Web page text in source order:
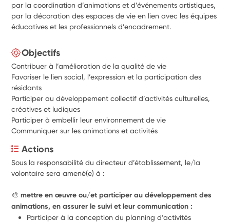
par la coordination d’animations et d’événements artistiques,
par la décoration des espaces de vie en lien avec les équipes
éducatives et les professionnels d’encadrement.
Objectifs
Contribuer à l’amélioration de la qualité de vie
Favoriser le lien social, l’expression et la participation des
résidants
Participer au développement collectif d’activités culturelles,
créatives et ludiques
Participer à embellir leur environnement de vie
Communiquer sur les animations et activités
Actions
Sous la responsabilité du directeur d’établissement, le/la
volontaire sera amené(e) à :
🎨 mettre en œuvre ou/et participer au développement des
animations, en assurer le suivi et leur communication :
Participer à la conception du planning d’activités